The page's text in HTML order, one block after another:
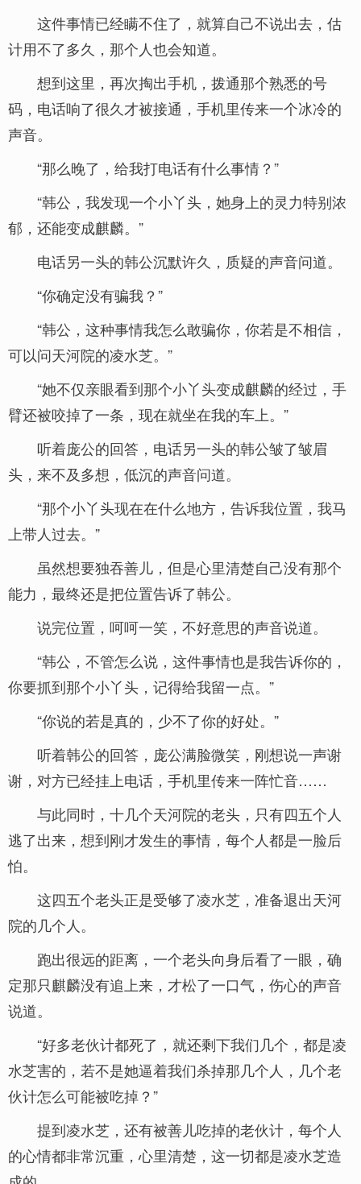
这件事情已经瞒不住了，就算自己不说出去，估
计用不了多久，那个人也会知道。
想到这里，再次掏出手机，拨通那个熟悉的号
码，电话响了很久才被接通，手机里传来一个冰冷的
声音。
“那么晚了，给我打电话有什么事情？”
“韩公，我发现一个小丫头，她身上的灵力特别浓
郁，还能变成麒麟。”
电话另一头的韩公沉默许久，质疑的声音问道。
“你确定没有骗我？”
“韩公，这种事情我怎么敢骗你，你若是不相信，
可以问天河院的凌水芝。”
“她不仅亲眼看到那个小丫头变成麒麟的经过，手
臂还被咬掉了一条，现在就坐在我的车上。”
听着庞公的回答，电话另一头的韩公皱了皱眉
头，来不及多想，低沉的声音问道。
“那个小丫头现在在什么地方，告诉我位置，我马
上带人过去。”
虽然想要独吞善儿，但是心里清楚自己没有那个
能力，最终还是把位置告诉了韩公。
说完位置，呵呵一笑，不好意思的声音说道。
“韩公，不管怎么说，这件事情也是我告诉你的，
你要抓到那个小丫头，记得给我留一点。”
“你说的若是真的，少不了你的好处。”
听着韩公的回答，庞公满脸微笑，刚想说一声谢
谢，对方已经挂上电话，手机里传来一阵忙音……
与此同时，十几个天河院的老头，只有四五个人
逃了出来，想到刚才发生的事情，每个人都是一脸后
怕。
这四五个老头正是受够了凌水芝，准备退出天河
院的几个人。
跑出很远的距离，一个老头向身后看了一眼，确
定那只麒麟没有追上来，才松了一口气，伤心的声音
说道。
“好多老伙计都死了，就还剩下我们几个，都是凌
水芝害的，若不是她逼着我们杀掉那几个人，几个老
伙计怎么可能被吃掉？”
提到凌水芝，还有被善儿吃掉的老伙计，每个人
的心情都非常沉重，心里清楚，这一切都是凌水芝造